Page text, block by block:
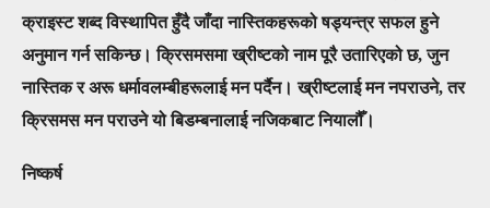
क्राइस्ट शब्द विस्थापित हुँदै जाँदा नास्तिकहरूको षड्यन्त्र सफल हुने
अनुमान गर्न सकिन्छ।क्रिसमसमा ख्रीष्टको नाम पूरै उतारिएको छ, जुन
नास्तिक र अरू धर्मावलम्बीहरूलाई मन पर्दैन। ख्रीष्टलाई मन नपराउने, तर
क्रिसमस मन पराउने यो बिडम्बनालाई नजिकबाट नियालौँ।
निष्कर्ष